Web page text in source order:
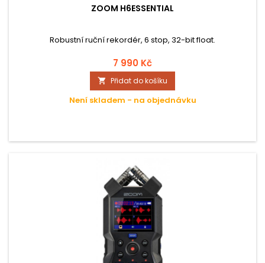
ZOOM H6ESSENTIAL
Robustní ruční rekordér, 6 stop, 32-bit float.
7 990 Kč
 Přidat do košíku
Není skladem - na objednávku